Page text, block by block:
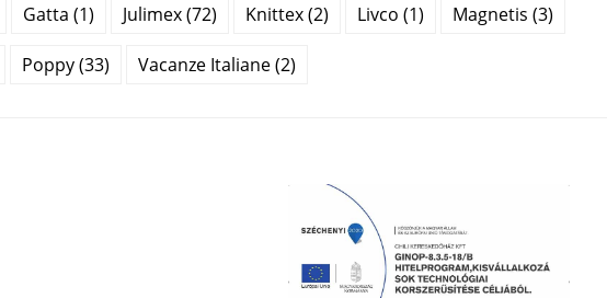
Gatta (1) Julimex (72) Knittex (2) Livco (1) Magnetis (3)
Poppy (33) Vacanze Italiane (2)